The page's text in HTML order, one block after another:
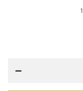
1